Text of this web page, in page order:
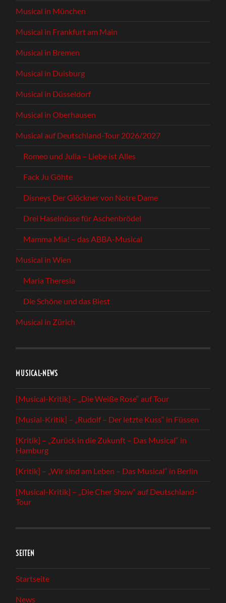
Musical in München
Musical in Frankfurt am Main
Musical in Bremen
Musical in Duisburg
Musical in Düsseldorf
Musical in Oberhausen
Musical auf Deutschland-Tour 2026/2027
Romeo und Julia – Liebe ist Alles
Fack Ju Göhte
Disneys Der Glöckner von Notre Dame
Drei Haselnüsse für Aschenbrödel
Mamma Mia! – das ABBA-Musical
Musical in Wien
Maria Theresia
Die Schöne und das Biest
Musical in Zürich
MUSICAL-NEWS
[Musical-Kritik] – „Die Weiße Rose“ auf Tour
[Musial-Kritik] – „Rudolf – Der letzte Kuss“ in Füssen
[Kritik] – „Zurück in die Zukunft – Das Musical“ in
Hamburg
[Kritik] – „Wir sind am Leben – Das Musical“ in Berlin
[Musical-Kritik] – „Die Cher Show“ auf Deutschland-
Tour
SEITEN
Startseite
News